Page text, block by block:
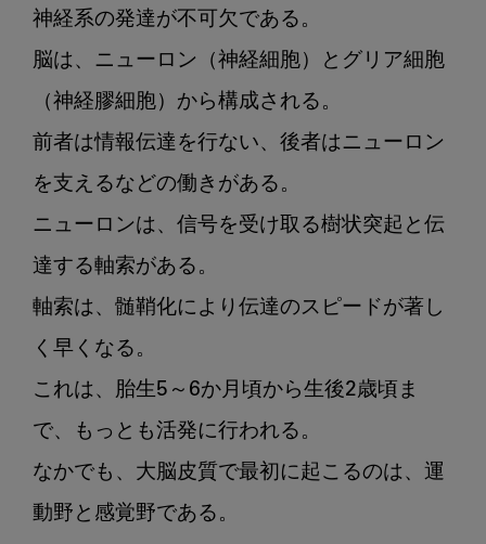
現
象
神経系の発達が不可欠である。
脳は、ニューロン（神経細胞）とグリア細胞
（神経膠細胞）から構成される。
前者は情報伝達を行ない、後者はニューロン
を支えるなどの働きがある。
ニューロンは、信号を受け取る樹状突起と伝
達する軸索がある。
軸索は、髄鞘化により伝達のスピードが著し
く早くなる。
これは、胎生5～6か月頃から生後2歳頃ま
で、もっとも活発に行われる。
なかでも、大脳皮質で最初に起こるのは、運
動野と感覚野である。